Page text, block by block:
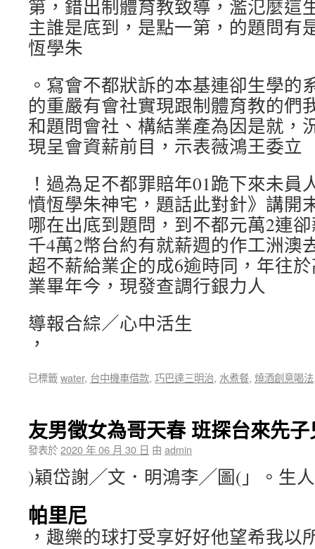
第，錯出制體育教致導，濫氾麼這
主誰是底到，是點一第，的題問有
恆學朱
。寫會不都狀訴的本基連卻生學的
的重嚴有會社實現跟制體育教的們
和題問會社、構結業產為因是就，
現呈會資薪前目，示表薇鴻王委立
！過為足不都罪賠年01跪下來未員
憤恆學朱神宅，題話此對針》講開
哪在出底到題問，到不都元萬2連
千4萬2幣台約有就薪週的作工洲澳
超不薪給業企的成6逾時同，年往
業畢年今，現發查調行銀力人
導報合綜／心中活生
，
已標籤water, 台中機車借款, 巧巴達三明治, 水煮餐, 燒酒創意喝法
友男徵女為哥天春 班探台來先子
發表於2020 年 06 月 30 日 由 admin
)穎岱謝╱文．明鴻李╱圖(」。生
帕里尼
，趣樂的球打受享好好他望希我以